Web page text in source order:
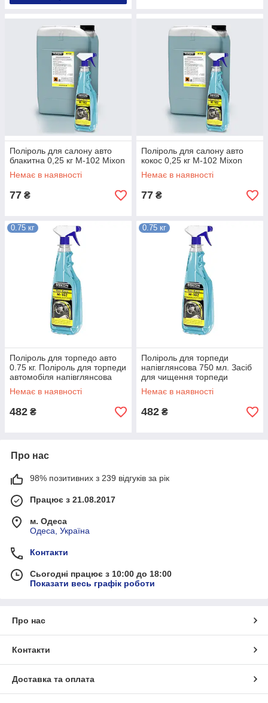
Поліроль для салону авто
блакитна 0,25 кг M-102 Mixon
Немає в наявності
77 ₴
Поліроль для салону авто
кокос 0,25 кг M-102 Mixon
Немає в наявності
77 ₴
0.75 кг
Поліроль для торпедо авто
0.75 кг. Поліроль для торпеди
автомобіля напівглянсова
0.75 кг
Немає в наявності
482 ₴
0.75 кг
Поліроль для торпеди
напівглянсова 750 мл. Засіб
для чищення торпеди
автомобіля 0.75 кг
Немає в наявності
482 ₴
Про нас
98% позитивних з 239 відгуків за рік
Працює з 21.08.2017
м. Одеса
Одеса, Україна
Контакти
Сьогодні працює з 10:00 до 18:00
Показати весь графік роботи
Про нас
Контакти
Доставка та оплата